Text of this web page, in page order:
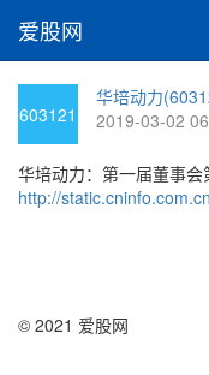
爱股网
603121
华培动力
2019-03-02
华培动力：第一届董事
http://
© 2021 爱股网